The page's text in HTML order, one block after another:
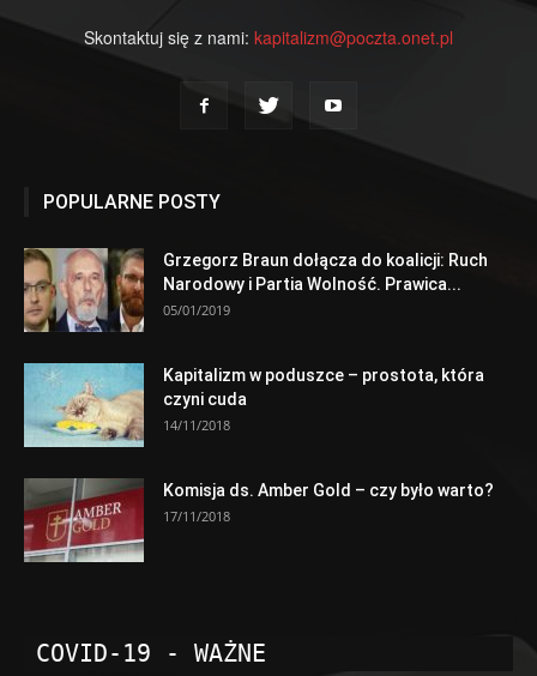
Skontaktuj się z nami: kapitalizm@poczta.onet.pl
POPULARNE POSTY
Grzegorz Braun dołącza do koalicji: Ruch
Narodowy i Partia Wolność. Prawica...
05/01/2019
Kapitalizm w poduszce – prostota, która
czyni cuda
14/11/2018
Komisja ds. Amber Gold – czy było warto?
17/11/2018
COVID-19 - WAŻNE